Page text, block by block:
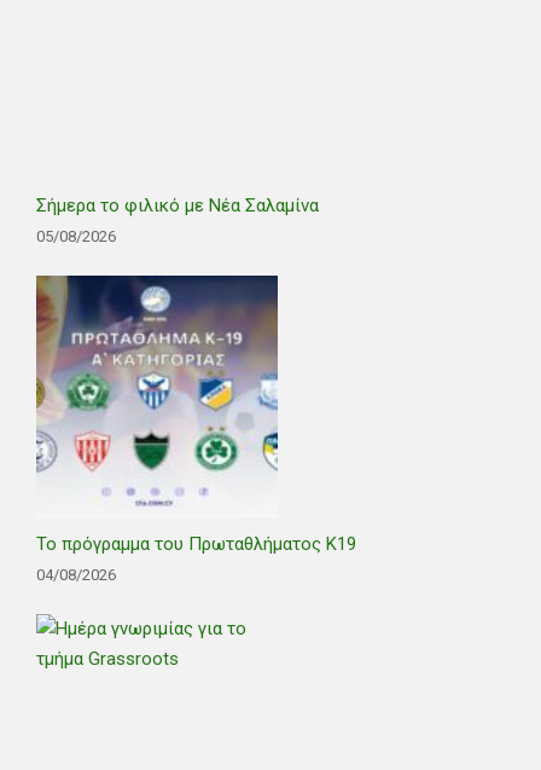
Σήμερα το φιλικό με Νέα Σαλαμίνα
05/08/2026
Το πρόγραμμα του Πρωταθλήματος Κ19
04/08/2026